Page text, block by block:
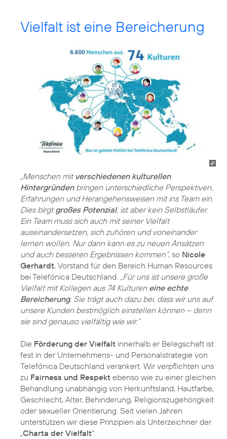
Vielfalt ist eine Bereicherung
„Menschen mit verschiedenen kulturellen
Hintergründenbringen unterschiedliche Perspektiven,
Erfahrungen und Herangehensweisen mit ins Team ein.
Dies birgtgroßes Potenzial, ist aber kein Selbstläufer.
Ein Team muss sich auch mit seiner Vielfalt
auseinandersetzen, sich zuhören und voneinander
lernen wollen. Nur dann kann es zu neuen Ansätzen
und auch besseren Ergebnissen kommen“, so Nicole
Gerhardt, Vorstand für den Bereich Human Resources
bei Telefónica Deutschland. „Für uns ist unsere große
Vielfalt mit Kollegen aus 74 Kulturen eine echte
Bereicherung. Sie trägt auch dazu bei, dass wir uns auf
unsere Kunden bestmöglich einstellen können – denn
sie sind genauso vielfältig wie wir.“
Die Förderung der Vielfalt innerhalb er Belegschaft ist
fest in der Unternehmens- und Personalstrategie von
Telefónica Deutschland verankert. Wir verpflichten uns
zu Fairness und Respekt ebenso wie zu einer gleichen
Behandlung unabhängig von Herkunftsland, Hautfarbe,
Geschlecht, Alter, Behinderung, Religionszugehörigkeit
oder sexueller Orientierung. Seit vielen Jahren
unterstützen wir diese Prinzipien als Unterzeichner der
„Charta der Vielfalt“.